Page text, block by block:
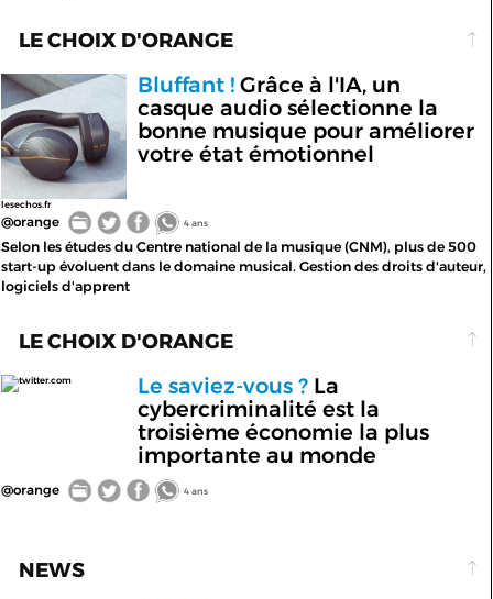
LE CHOIX D'ORANGE
lesechos.fr
Bluffant !Grâce à l'IA, un
casque audio sélectionne la
bonne musique pour améliorer
votre état émotionnel
@orange 4 ans
Selon les études du Centre national de la musique (CNM), plus de 500
start-up évoluent dans le domaine musical. Gestion des droits d'auteur,
logiciels d'apprent
LE CHOIX D'ORANGE
twitter.com Le saviez-vous ?La
cybercriminalité est la
troisième économie la plus
importante au monde
@orange 4 ans
NEWS